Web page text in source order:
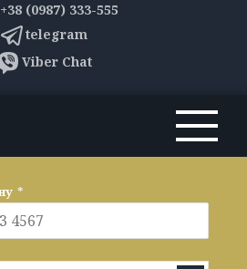
+38 (0987) 333-555
telegram
Viber Chat
*